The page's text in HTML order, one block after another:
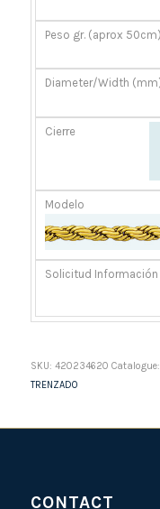
SKU: 420234620 Catalogue:
TRENZADO
CONTACT